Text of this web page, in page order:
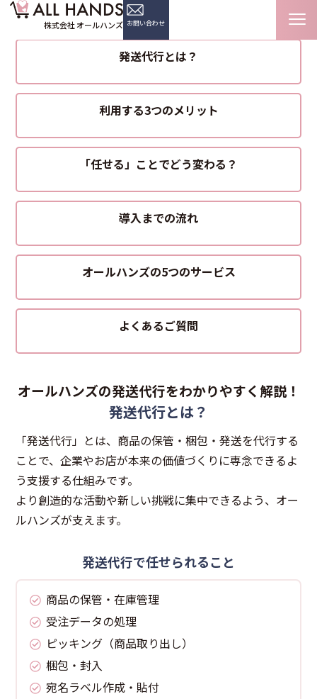
株式会社 オールハンズ お問い合わせ
はじめての発送代行ガイド
HOME はじめての発送代行ガイド
発送代行とは？
利用する3つのメリット
「任せる」ことでどう変わる？
導入までの流れ
オールハンズの5つのサービス
よくあるご質問
オールハンズの発送代行をわかりやすく解説！
発送代行とは？
「発送代行」とは、商品の保管・梱包・発送を代行する
ことで、企業やお店が本来の価値づくりに専念できるよ
う支援する仕組みです。
より創造的な活動や新しい挑戦に集中できるよう、オー
ルハンズが支えます。
発送代行で任せられること
商品の保管・在庫管理
受注データの処理
ピッキング（商品取り出し）
梱包・封入
宛名ラベル作成・貼付